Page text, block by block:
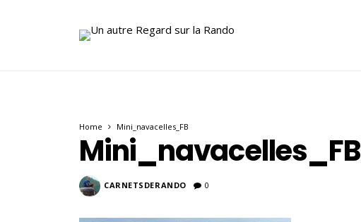
Home Mini_navacelles_FB
Mini_navacelles_FB
CARNETSDERANDO 0